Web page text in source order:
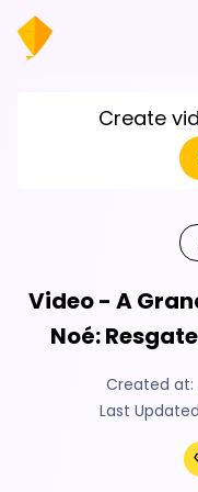
Create
Video - A
Noé:
Created at:
Last